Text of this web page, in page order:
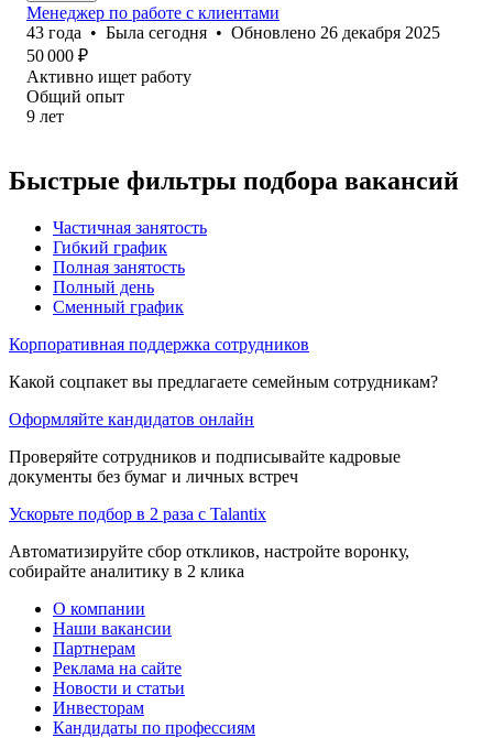
Менеджер по работе с клиентами
43 года • Была сегодня • Обновлено 26 декабря 2025
50 000 ₽
Активно ищет работу
Общий опыт
9 лет
Быстрые фильтры подбора вакансий
Частичная занятость
Гибкий график
Полная занятость
Полный день
Сменный график
Корпоративная поддержка сотрудников
Какой соцпакет вы предлагаете семейным сотрудникам?
Оформляйте кандидатов онлайн
Проверяйте сотрудников и подписывайте кадровые
документы без бумаг и личных встреч
Ускорьте подбор в 2 раза с Talantix
Автоматизируйте сбор откликов, настройте воронку,
собирайте аналитику в 2 клика
О компании
Наши вакансии
Партнерам
Реклама на сайте
Новости и статьи
Инвесторам
Кандидаты по профессиям